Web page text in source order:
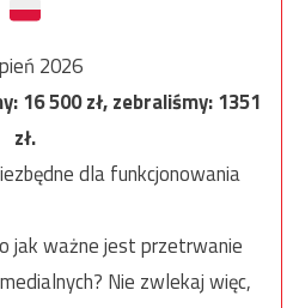
2026
16 500zł, zebraliśmy:1351
zł.
dla funkcjonowania
jak ważne jest przetrwanie
Nie zwlekaj więc,